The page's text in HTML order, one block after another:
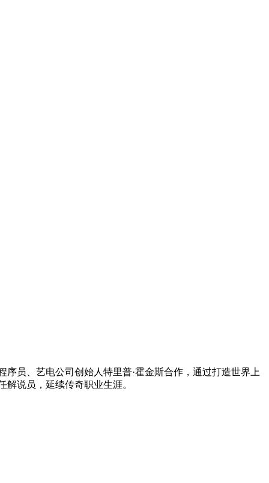
员、艺电公司创始人特里普·霍金斯合作，通过打造世界上
说员，延续传奇职业生涯。